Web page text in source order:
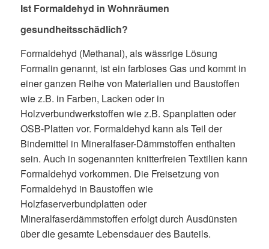
Ist Formaldehyd in Wohnräumen
gesundheitsschädlich?
Formaldehyd (Methanal), als wässrige Lösung
Formalin genannt, ist ein farbloses Gas und kommt in
einer ganzen Reihe von Materialien und Baustoffen
wie z.B. in Farben, Lacken oder in
Holzverbundwerkstoffen wie z.B. Spanplatten oder
OSB-Platten vor. Formaldehyd kann als Teil der
Bindemittel in Mineralfaser-Dämmstoffen enthalten
sein. Auch in sogenannten knitterfreien Textilien kann
Formaldehyd vorkommen. Die Freisetzung von
Formaldehyd in Baustoffen wie
Holzfaserverbundplatten oder
Mineralfaserdämmstoffen erfolgt durch Ausdünsten
über die gesamte Lebensdauer des Bauteils.